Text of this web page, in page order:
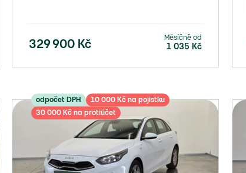
329 900 Kč
Měsíčně od
1 035 Kč
odpočet DPH
10 000 Kč na pojistku
30 000 Kč na protiúčet